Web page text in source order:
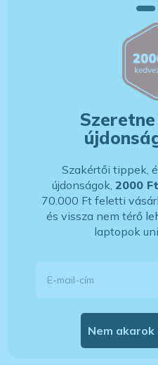
Szakértői tippek,
újdonságok, 2000
70.000 Ft feletti
és vissza nem térő
laptopok